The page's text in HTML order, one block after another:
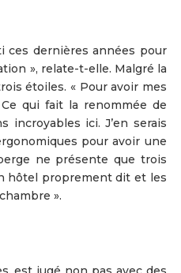
ces dernières années pour
», relate-t-elle. Malgré la
étoiles. « Pour avoir mes
qui fait la renommée de
incroyables ici. J’en serais
pour avoir une
ne présente que trois
hôtel proprement dit et les
».